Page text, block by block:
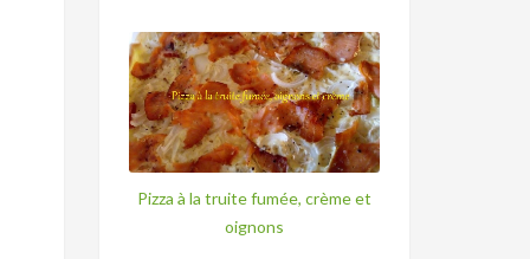
Pizza à la truite fumée, crème et
oignons